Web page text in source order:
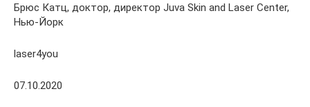
Брюс Катц, доктор, директор Juva Skin and Laser Center,
Нью-Йорк
laser4you
07.10.2020